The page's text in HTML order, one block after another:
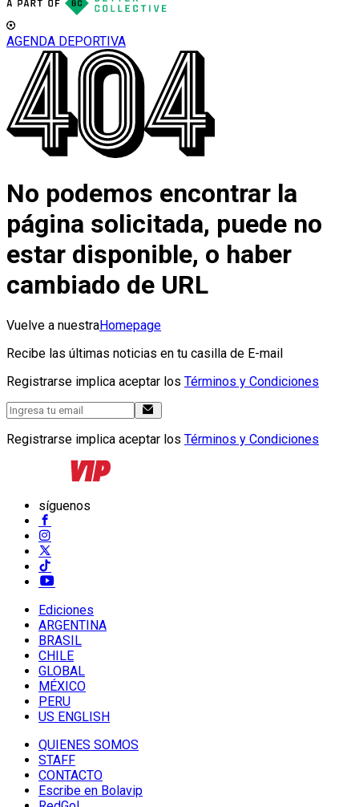
AGENDA DEPORTIVA
No podemos encontrar la
página solicitada, puede no
estar disponible, o haber
cambiado de URL
Vuelve a nuestraHomepage
Recibe las últimas noticias en tu casilla de E-mail
Registrarse implica aceptar los Términos y Condiciones
Registrarse implica aceptar los Términos y Condiciones
síguenos
Ediciones
ARGENTINA
BRASIL
CHILE
GLOBAL
MÉXICO
PERU
US ENGLISH
QUIENES SOMOS
STAFF
CONTACTO
Escribe en Bolavip